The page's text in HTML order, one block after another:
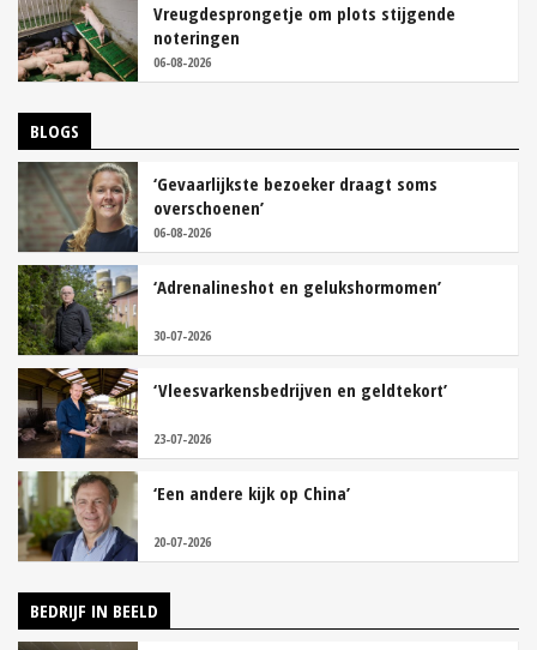
Vreugdesprongetje om plots stijgende
noteringen
06-08-2026
BLOGS
‘Gevaarlijkste bezoeker draagt soms
overschoenen’
06-08-2026
‘Adrenalineshot en gelukshormomen’
30-07-2026
‘Vleesvarkensbedrijven en geldtekort’
23-07-2026
‘Een andere kijk op China’
20-07-2026
BEDRIJF IN BEELD